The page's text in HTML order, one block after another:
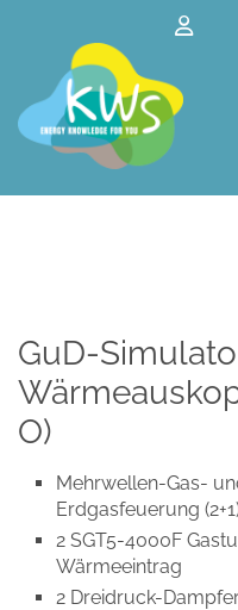
GuD-
O)
Mehrwellen-Gas-
Erdgasfeuerung
2 SGT5-4000F
Wärmeeintrag
2 Dreidruck-